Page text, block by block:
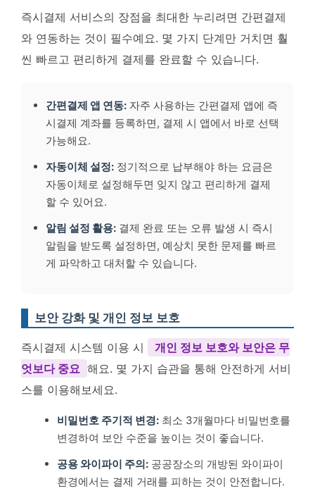
즉시결제 서비스의 장점을 최대한 누리려면 간편결제
와 연동하는 것이 필수예요. 몇 가지 단계만 거치면 훨
씬 빠르고 편리하게 결제를 완료할 수 있습니다.
간편결제 앱 연동: 자주 사용하는 간편결제 앱에 즉
시결제 계좌를 등록하면, 결제 시 앱에서 바로 선택
가능해요.
자동이체 설정: 정기적으로 납부해야 하는 요금은
자동이체로 설정해두면 잊지 않고 편리하게 결제
할 수 있어요.
알림 설정 활용: 결제 완료 또는 오류 발생 시 즉시
알림을 받도록 설정하면, 예상치 못한 문제를 빠르
게 파악하고 대처할 수 있습니다.
보안 강화 및 개인 정보 보호
즉시결제 시스템 이용 시
개인 정보 보호와 보안은 무
엇보다 중요 해요. 몇 가지 습관을 통해 안전하게 서비
스를 이용해보세요.
비밀번호 주기적 변경: 최소 3개월마다 비밀번호를
변경하여 보안 수준을 높이는 것이 좋습니다.
공용 와이파이 주의: 공공장소의 개방된 와이파이
환경에서는 결제 거래를 피하는 것이 안전합니다.